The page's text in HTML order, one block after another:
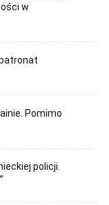
w
Pomimo
policji.